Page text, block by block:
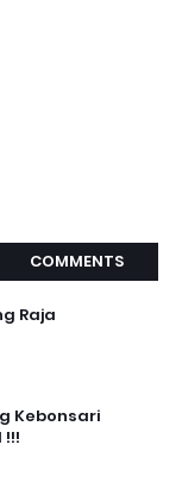
COMMENTS
Raja
Kebonsari